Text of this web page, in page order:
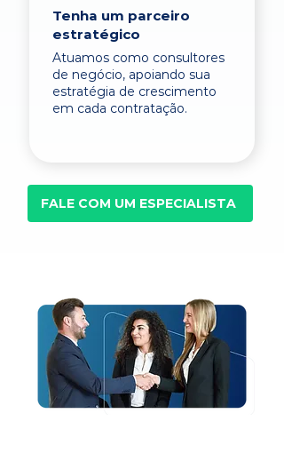
Tenha um parceiro
estratégico
Atuamos como consultores
de negócio, apoiando sua
estratégia de crescimento
em cada contratação.
FALE COM UM ESPECIALISTA